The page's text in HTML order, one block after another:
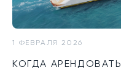
1 ФЕВРАЛЯ 2026
КОГДА